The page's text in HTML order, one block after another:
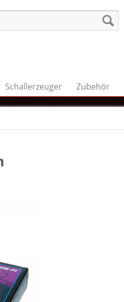
Schallerzeuger Zubehör